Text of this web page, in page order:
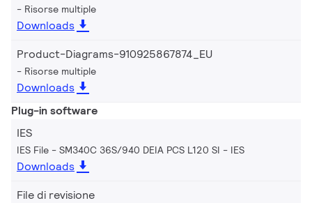
Risorse multiple
Downloads
Product-Diagrams-910925867874_EU
Risorse multiple
Downloads
Plug-in software
IES
IES File - SM340C 36S/940 DEIA PCS L120 SI IES
Downloads
File di revisione